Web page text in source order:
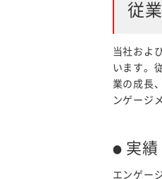
従
当社およ
います。
業の成長
ンゲージ
実
エンゲー